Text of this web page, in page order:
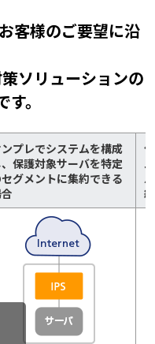
客様のご要望に沿
ソリューションの
。
プレでシステムを構成
、保護対象サーバを特定
グメントに集約できる